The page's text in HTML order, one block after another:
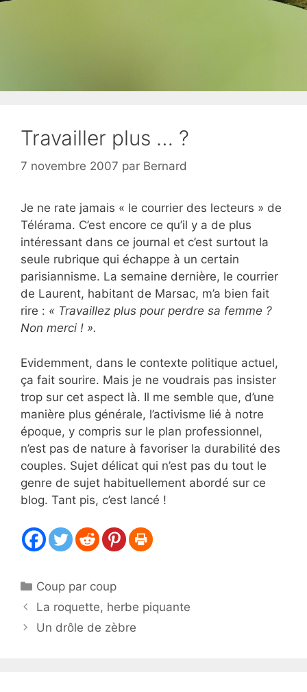
Travailler plus … ?
7 novembre 2007 par Bernard
Je ne rate jamais « le courrier des lecteurs » de
Télérama. C’est encore ce qu’il y a de plus
intéressant dans ce journal et c’est surtout la
seule rubrique qui échappe à un certain
parisiannisme. La semaine dernière, le courrier
de Laurent, habitant de Marsac, m’a bien fait
rire : « Travaillez plus pour perdre sa femme ?
Non merci ! ».
Evidemment, dans le contexte politique actuel,
ça fait sourire. Mais je ne voudrais pas insister
trop sur cet aspect là. Il me semble que, d’une
manière plus générale, l’activisme lié à notre
époque, y compris sur le plan professionnel,
n’est pas de nature à favoriser la durabilité des
couples. Sujet délicat qui n’est pas du tout le
genre de sujet habituellement abordé sur ce
blog. Tant pis, c’est lancé !
Catégories
Coup par coup
La roquette, herbe piquante
Un drôle de zèbre